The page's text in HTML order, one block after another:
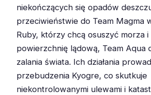
niekończących się opadów
przeciwieństwie do Team Magma
Ruby, którzy chcą osuszyć morza
powierzchnię lądową, Team Aqua
zalania świata. Ich działania
przebudzenia Kyogre, co skutkuje
niekontrolowanymi ulewami i